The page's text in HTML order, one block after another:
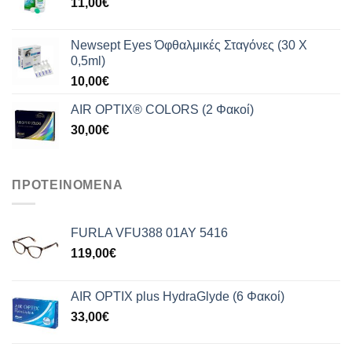
Newsept Eyes Όφθαλμικές Σταγόνες (30 Χ
0,5ml)
10,00€
AIR OPTIX® COLORS (2 Φακοί)
30,00€
ΠΡΟΤΕΙΝΟΜΕΝΑ
FURLA VFU388 01AY 5416
119,00€
AIR OPTIX plus HydraGlyde (6 Φακοί)
33,00€